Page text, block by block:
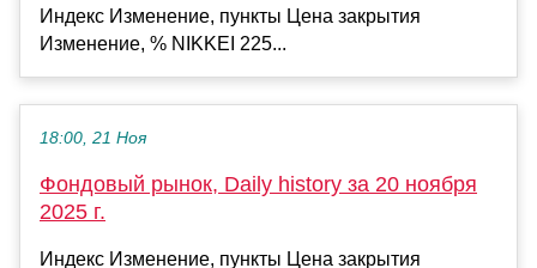
Индекс Изменение, пункты Цена закрытия
Изменение, % NIKKEI 225...
18:00, 21 Ноя
Фондовый рынок, Daily history за 20 ноября
2025 г.
Индекс Изменение, пункты Цена закрытия